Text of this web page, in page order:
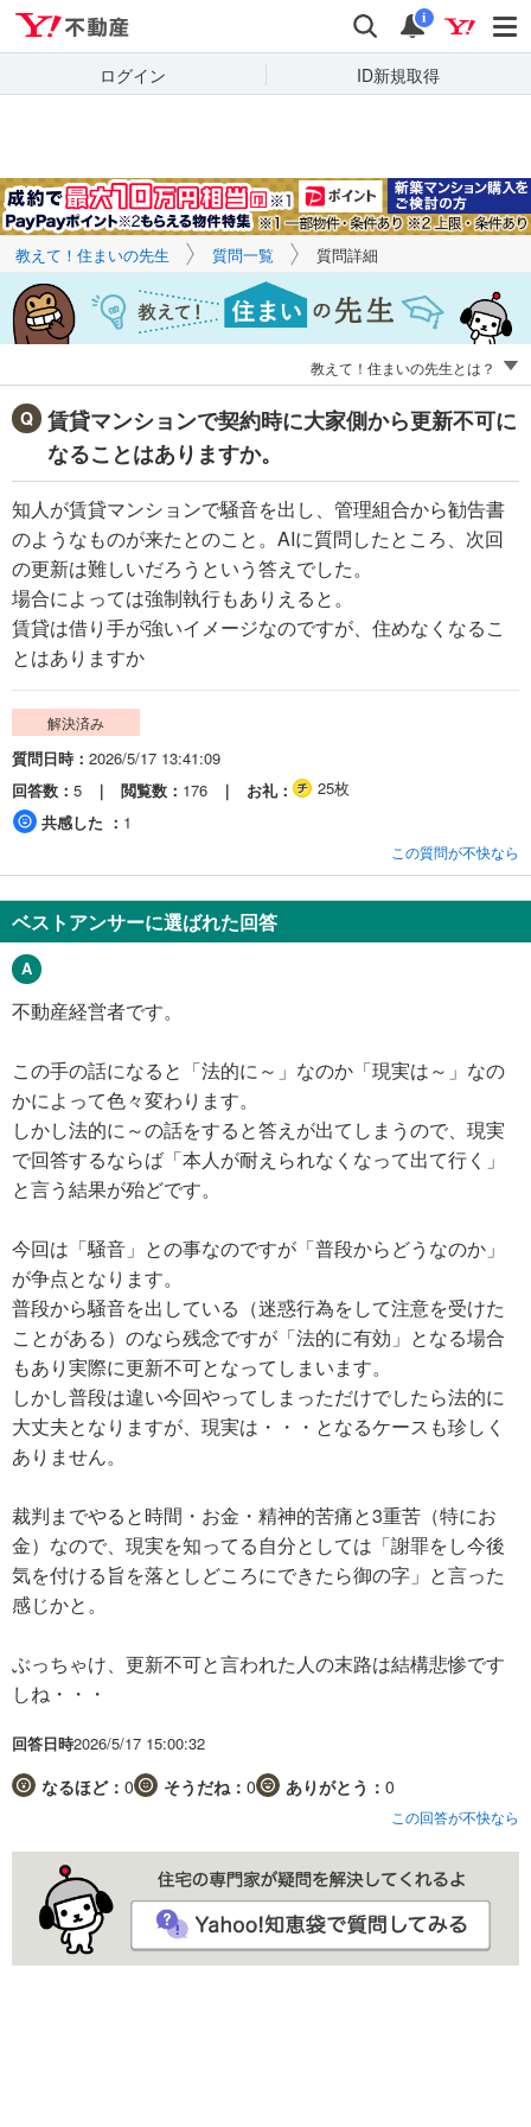
検索 通知
i
ログイン ID新規取得
キーワードで
質問を探す
教えて！住まいの先生 質問一覧 質問詳細
教えて！住まいの先生とは？
賃貸マンションで契約時に大家側から更新不可に
なることはありますか。
知人が賃貸マンションで騒音を出し、管理組合から勧告書
のようなものが来たとのこと。AIに質問したところ、次回
の更新は難しいだろうという答えでした。
場合によっては強制執行もありえると。
賃貸は借り手が強いイメージなのですが、住めなくなるこ
とはありますか
解決済み
質問日時
2026/5/17 13:41:09
回答数
5 閲覧数 176 お礼
25枚
共感した
1
この質問が不快なら
ベストアンサーに選ばれた回答
不動産経営者です。
この手の話になると「法的に～」なのか「現実は～」なの
かによって色々変わります。
しかし法的に～の話をすると答えが出てしまうので、現実
で回答するならば「本人が耐えられなくなって出て行く」
と言う結果が殆どです。
今回は「騒音」との事なのですが「普段からどうなのか」
が争点となります。
普段から騒音を出している（迷惑行為をして注意を受けた
ことがある）のなら残念ですが「法的に有効」となる場合
もあり実際に更新不可となってしまいます。
しかし普段は違い今回やってしまっただけでしたら法的に
大丈夫となりますが、現実は・・・となるケースも珍しく
ありません。
裁判までやると時間・お金・精神的苦痛と3重苦（特にお
金）なので、現実を知ってる自分としては「謝罪をし今後
気を付ける旨を落としどころにできたら御の字」と言った
感じかと。
ぶっちゃけ、更新不可と言われた人の末路は結構悲惨です
しね・・・
回答日時2026/5/17 15:00:32
なるほど： 0 そうだね： 0 ありがとう： 0
この回答が不快なら